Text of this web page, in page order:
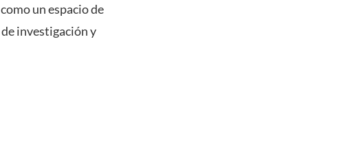
un espacio de
investigación y